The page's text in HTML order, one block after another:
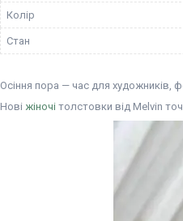
Колір
Стан
Осіння пора — час для художників,
Нові жіночі толстовки від Melvin